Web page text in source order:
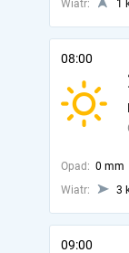
Wiatr: 1
08:00
Opad: 0 mm
Wiatr:
3
09:00